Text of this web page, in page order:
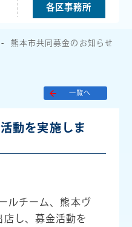
各区事務所
熊本市共同募金のお知らせ
一覧へ
動を実施しま
ルチーム、熊本ヴ
し、募金活動を